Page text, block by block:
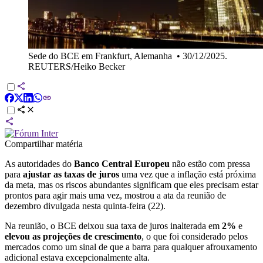
Sede do BCE em Frankfurt, Alemanha • 30/12/2025.
REUTERS/Heiko Becker
Compartilhar matéria
As autoridades do Banco Central Europeu não estão com pressa
para ajustar as ⁠taxas de juros uma vez que a inflação ‍está próxima
da meta, mas os riscos abundantes significam que eles precisam estar
prontos para agir mais uma vez, mostrou a ata da reunião de
dezembro divulgada nesta quinta-feira (22).
Na reunião, o BCE deixou sua taxa de juros inalterada em 2% e
elevou as projeções de crescimento, o que foi considerado pelos
mercados como ​um sinal de que a ⁠barra para qualquer afrouxamento
adicional estava excepcionalmente alta.